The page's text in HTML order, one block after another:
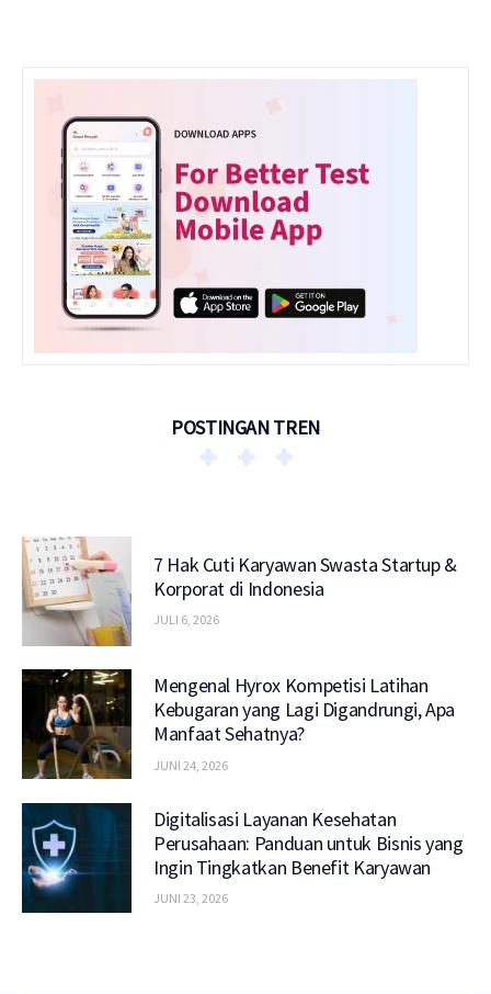
POSTINGAN TREN
7 Hak Cuti Karyawan Swasta Startup &
Korporat di Indonesia
JULI 6, 2026
Mengenal Hyrox Kompetisi Latihan
Kebugaran yang Lagi Digandrungi, Apa
Manfaat Sehatnya?
JUNI 24, 2026
Digitalisasi Layanan Kesehatan
Perusahaan: Panduan untuk Bisnis yang
Ingin Tingkatkan Benefit Karyawan
JUNI 23, 2026